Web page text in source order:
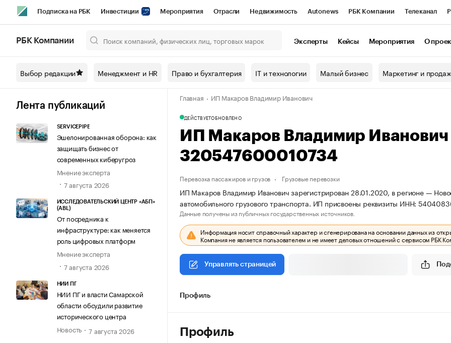
Подписка на РБК Инвестиции Мероприятия Отрасли Недвижимость Autonews РБК Компании Телеканал
Спецпроекты СПб Конференции СПб Спецпроекты Проверка контрагентов
Технологии и медиа Рынок наличной валюты
РБК Компании Эксперты Кейсы Мероприятия О
Выбор редакции Менеджмент и HR Право и бухгалтерия IT и технологии Малый бизнес Маркетинг и
Лента публикаций
SERVICEPIPE
Эшелонированная оборона: как
защищать бизнес от
современных киберугроз
Мнение эксперта
7 августа 2026
ИССЛЕДОВАТЕЛЬСКИЙ ЦЕНТР «АБП»
(ABL)
От посредника к
инфраструктуре: как меняется
роль цифровых платформ
Мнение эксперта
7 августа 2026
НИИ ПГ
НИИ ПГ и власти Самарской
области обсудили развитие
исторического центра
Новость
7 августа 2026
Главная ИП Макаров Владимир Иванович
ДЕЙСТВУЕТОБНОВЛЕНО
ИП Макаров Владимир
320547600010734
Перевозка пассажиров и грузов Грузовые перевозки
ИП Макаров Владимир Иванович зарегистрирован 28.01.2020, в регионе —
автомобильного грузового транспорта. ИП присвоены реквизиты ИНН:
Данные получены из публичных государственных источников.
Информация носит справочный характер и сгенерирована на основании данных из
Компания не является пользователем и не имеет деловых отношений с сервисом РБК
Управлять страницей
Профиль
Профиль